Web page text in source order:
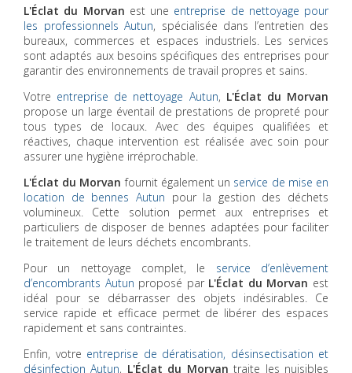
L'Éclat du Morvan est une entreprise de nettoyage pour
les professionnels Autun, spécialisée dans l’entretien des
bureaux, commerces et espaces industriels. Les services
sont adaptés aux besoins spécifiques des entreprises pour
garantir des environnements de travail propres et sains.
Votre entreprise de nettoyage Autun, L'Éclat du Morvan
propose un large éventail de prestations de propreté pour
tous types de locaux. Avec des équipes qualifiées et
réactives, chaque intervention est réalisée avec soin pour
assurer une hygiène irréprochable.
L'Éclat du Morvan fournit également un service de mise en
location de bennes Autun pour la gestion des déchets
volumineux. Cette solution permet aux entreprises et
particuliers de disposer de bennes adaptées pour faciliter
le traitement de leurs déchets encombrants.
Pour un nettoyage complet, le service d’enlèvement
d’encombrants Autun proposé par L'Éclat du Morvan est
idéal pour se débarrasser des objets indésirables. Ce
service rapide et efficace permet de libérer des espaces
rapidement et sans contraintes.
Enfin, votre entreprise de dératisation, désinsectisation et
désinfection Autun, L'Éclat du Morvan traite les nuisibles